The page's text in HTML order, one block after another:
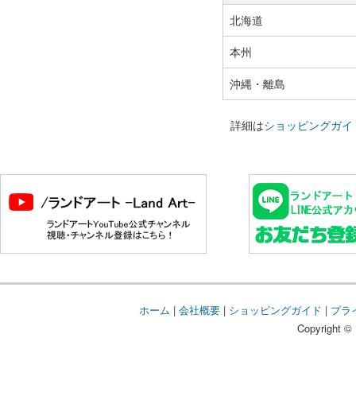
北海道
本州
沖縄・離島
詳細はショッピングガイ
ホーム | 会社概要| ショッピングガイド | プラ
Copyright ©